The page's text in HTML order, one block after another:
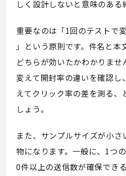
しく設計しないと意味のある
重要なのは「1回のテストで
」という原則です。件名と本
どちらが効いたかわかりませ
変えて開封率の違いを確認し
えてクリック率の差を測る、
しょう。
また、サンプルサイズが小
物になります。一般に、1つ
0件以上の送信数が確保でき